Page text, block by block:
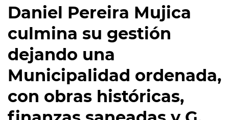
Daniel Pereira Mujica
culmina su gestión
dejando una
Municipalidad ordenada,
con obras históricas,